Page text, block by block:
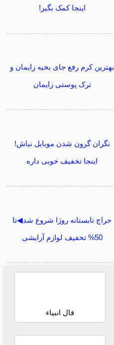
اینجا کمک بگیر!
بهترین کرم رفع جای بخیه زایمان و
ترک پوستی زایمان
نگران گرون شدن موبایل نباش!
اینجا تخفیف خوبی داره
حراج تابستانه روژا شروع شد◀تا
50% تخفیف لوازم آرایشی
فال انبیاء